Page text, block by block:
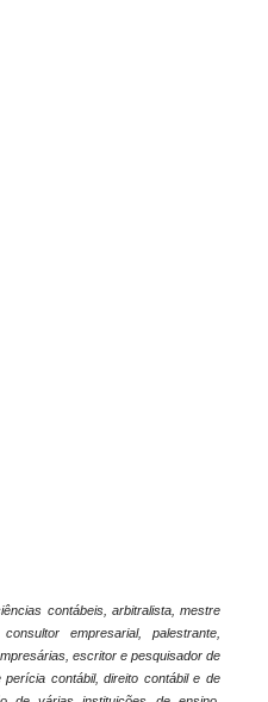
contábeis, arbitralista, mestre
empresarial, palestrante,
escritor e pesquisador de
contábil, direito contábil e de